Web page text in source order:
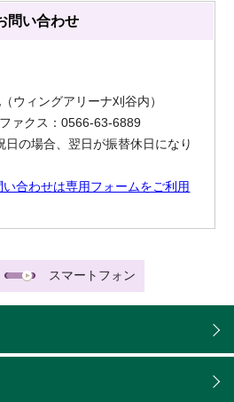
問い合わせ
ウィングアリーナ刈谷内）
ァクス：0566-63-6889
の場合、翌日が振替休日になり
合わせは専用フォームをご利用
スマートフォン